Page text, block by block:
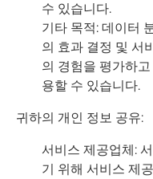
수 있습니다.
기타 목적: 데이터
의 효과 결정 및 서
의 경험을 평가하
용할 수 있습니다.
귀하의 개인 정보 공유:
서비스 제공업체:
기 위해 서비스 제